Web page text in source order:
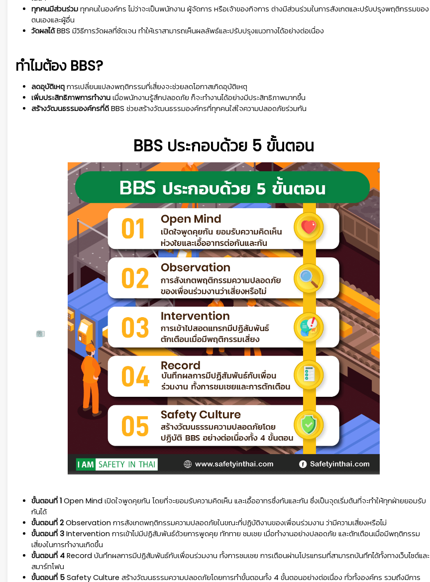
ทุกคนมีส่วนร่วม ทุกคนในองค์กร ไม่ว่าจะเป็นพนักงาน ผู้จัดการ หรือเจ้าของกิจการ ต่างมีส่วนร่วมในการสังเกตและปรับปรุงพฤติกรรมของ
ตนเองและผู้อื่น
วัดผลได้BBS มีวิธีการวัดผลที่ชัดเจน ทำให้เราสามารถเห็นผลลัพธ์และปรับปรุงแนวทางได้อย่างต่อเนื่อง
ทำไมต้อง BBS?
ลดอุบัติเหตุ การเปลี่ยนแปลงพฤติกรรมที่เสี่ยงจะช่วยลดโอกาสเกิดอุบัติเหตุ
เพิ่มประสิทธิภาพการทำงาน เมื่อพนักงานรู้สึกปลอดภัย ก็จะทำงานได้อย่างมีประสิทธิภาพมากขึ้น
สร้างวัฒนธรรมองค์กรที่ดี BBS ช่วยสร้างวัฒนธรรมองค์กรที่ทุกคนใส่ใจความปลอดภัยร่วมกัน
BBS ประกอบด้วย 5 ขั้นตอน
ขั้นตอนที่ 1 Open Mind เปิดใจพูดคุยกัน โดยที่จะยอมรับความคิดเห็น และเอื้ออาทรซึ่งกันและกัน ซึ่งเป็นจุดเริ่มต้นที่จะทำให้ทุกฝ่ายยอมรับ
กันได้
ขั้นตอนที่ 2 Observation การสังเกตพฤติกรรมความปลอดภัยในขณะที่ปฏิบัติงานของเพื่อนร่วมงาน ว่ามีความเสี่ยงหรือไม่
ขั้นตอนที่ 3 Intervention การเข้าไปมีปฏิสัมพันธ์ด้วยการพูดคุย ทักทาย ชมเชย เมื่อทำงานอย่างปลอดภัย และตักเตือนเมื่อมีพฤติกรรม
เสี่ยงในการทำงานเกิดขึ้น
ขั้นตอนที่ 4 Record บันทึกผลการมีปฏิสัมพันธ์กับเพื่อนร่วมงาน ทั้งการชมเชย การเตือนผ่านโปรแกรมที่สามารถบันทึกได้ทั้งทางเว็บไซต์และ
สมาร์ทโฟน
ขั้นตอนที่ 5 Safety Culture สร้างวัฒนธรรมความปลอดภัยโดยการทำขั้นตอนทั้ง 4 ขั้นตอนอย่างต่อเนื่อง ทั่วทั้งองค์กร รวมถึงมีการ